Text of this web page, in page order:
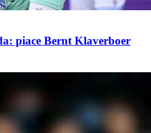
piace Bernt Klaverboer